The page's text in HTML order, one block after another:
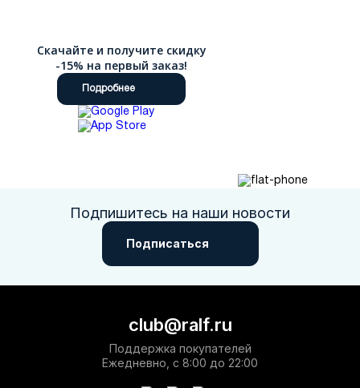
Скачайте и получите скидку
-15% на первый заказ!
Подробнее
Подпишитесь на наши новости
Подписаться
club@ralf.ru
Поддержка покупателей
Ежедневно, с 8:00 до 22:00